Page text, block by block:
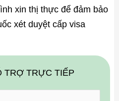
xin thị thực để đảm bảo
xét duyệt cấp visa
TRỢ TRỰC TIẾP